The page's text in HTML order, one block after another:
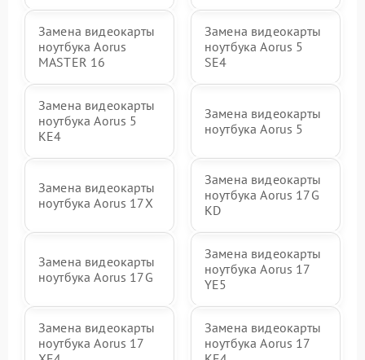
Замена видеокарты
ноутбука Aorus
MASTER 16
Замена видеокарты
ноутбука Aorus 5
SE4
Замена видеокарты
ноутбука Aorus 5
KE4
Замена видеокарты
ноутбука Aorus 5
Замена видеокарты
ноутбука Aorus 17X
Замена видеокарты
ноутбука Aorus 17G
KD
Замена видеокарты
ноутбука Aorus 17G
Замена видеокарты
ноутбука Aorus 17
YE5
Замена видеокарты
ноутбука Aorus 17
Замена видеокарты
ноутбука Aorus 17